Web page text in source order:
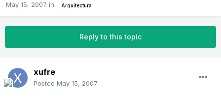
May 15, 2007 in Arquitectura
Reply to this topic
xufre
Posted May 15, 2007